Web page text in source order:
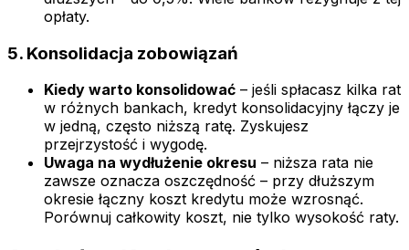
opłaty.
5. Konsolidacja zobowiązań
Kiedy warto konsolidować – jeśli spłacasz kilka rat
w różnych bankach, kredyt konsolidacyjny łączy je
w jedną, często niższą ratę. Zyskujesz
przejrzystość i wygodę.
Uwaga na wydłużenie okresu – niższa rata nie
zawsze oznacza oszczędność – przy dłuższym
okresie łączny koszt kredytu może wzrosnąć.
Porównuj całkowity koszt, nie tylko wysokość raty.